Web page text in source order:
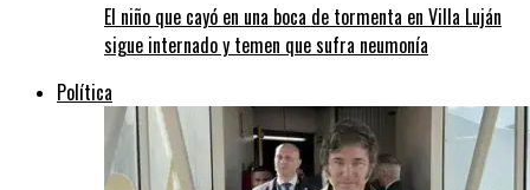
El niño que cayó en una boca de tormenta en Villa Luján
sigue internado y temen que sufra neumonía
Política